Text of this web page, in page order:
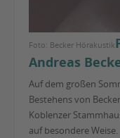
Foto: Becker Hörakustik
Andreas
Auf dem großen
Bestehens von
Koblenzer
auf besondere Weise.